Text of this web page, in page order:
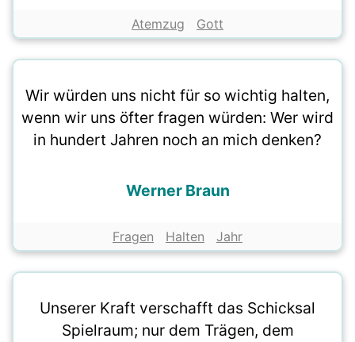
Atemzug Gott
Wir würden uns nicht für so wichtig halten,
wenn wir uns öfter fragen würden: Wer wird
in hundert Jahren noch an mich denken?
Werner Braun
Fragen Halten Jahr
Unserer Kraft verschafft das Schicksal
Spielraum; nur dem Trägen, dem